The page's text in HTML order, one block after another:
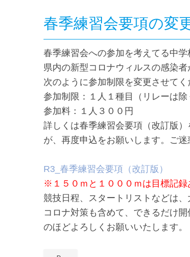
春季練習会要項の変
春季練習会への参加を考えてる中学
県内の新型コロナウィルスの感染
次のように参加制限を変更させてく
参加制限：１人１種目（リレーは
参加料：１人３００円
詳しくは春季練習会要項（改訂版
が、再度申込をお願いします。ご
R3_春季練習会要項（改訂版）
※１５０ｍと１０００ｍは目標記
競技日程、スタートリストなどは
コロナ対策も含めて、できるだけ
のほどよろしくお願いいたします。